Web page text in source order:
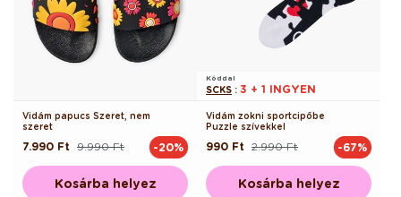
Vidám papucs Szeret, nem
szeret
Normál
9.990 Ft
Akciós
7.990 Ft -20%
Kosárba helyez
Kóddal
SCKS : 3 + 1 INGYEN
Vidám zokni sportcipőbe
Puzzle szívekkel
Normál 2.990 Ft
Akciós
990 Ft -67%
Kosárba helyez